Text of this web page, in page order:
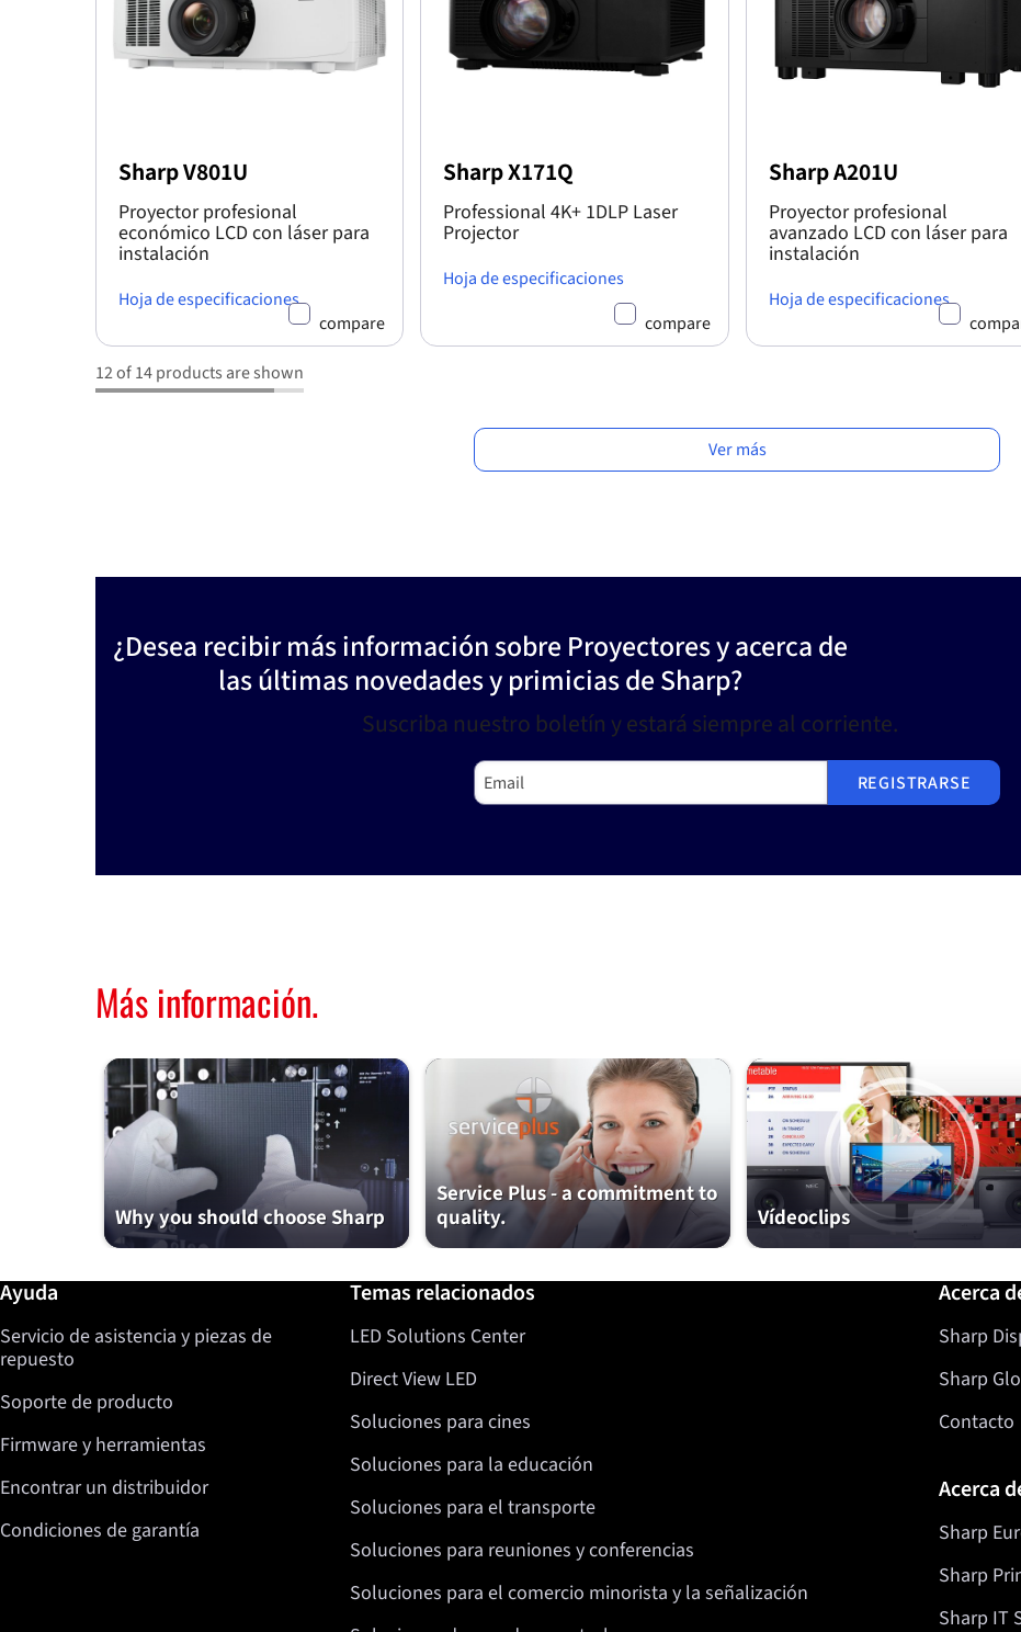
Sharp V801U
Proyector profesional
económico LCD con láser para
instalación
Hoja de especificaciones
compare
Sharp X171Q
Professional 4K+ 1DLP Laser
Projector
Hoja de especificaciones
compare
Sharp A201U
Proyector profesional
avanzado LCD con láser para
instalación
Hoja de especificaciones
12 of 14 products are shown
Ver más
¿Desea recibir más información sobre Proyectores y acerca de
las últimas novedades y primicias de Sharp?
Suscriba nuestro boletín y estará siempre al corriente.
Email REGISTRARSE
Más información.
Why you should choose Sharp
Service Plus - a commitment to
quality.
Vídeoclips
Más información / Ayuda
Ayuda
Servicio de asistencia y piezas de
repuesto
Soporte de producto
Firmware y herramientas
Encontrar un distribuidor
Condiciones de garantía
Temas relacionados
LED Solutions Center
Direct View LED
Soluciones para cines
Soluciones para la educación
Soluciones para el transporte
Soluciones para reuniones y conferencias
Soluciones para el comercio minorista y la señalización
Acerca
Sharp
Sharp
Contacto
Acerca
Sharp
Sharp
Sharp IT